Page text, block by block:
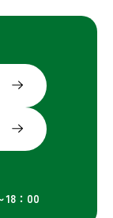
18：00